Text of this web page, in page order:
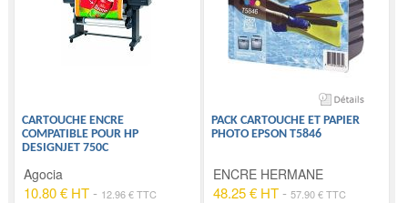
CARTOUCHE ENCRE
COMPATIBLE POUR HP
DESIGNJET 750C
Agocia
10.80 € HT - 12.96 € TTC
PACK CARTOUCHE ET PAPIER
PHOTO EPSON T5846
ENCRE HERMANE
48.25 € HT- 57.90 € TTC